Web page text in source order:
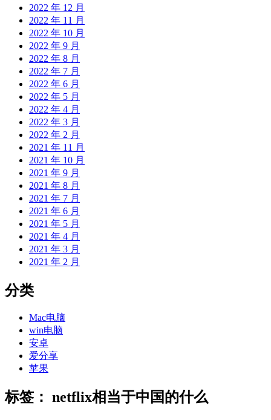
2022 年 12 月
2022 年 11 月
2022 年 10 月
2022 年 9 月
2022 年 8 月
2022 年 7 月
2022 年 6 月
2022 年 5 月
2022 年 4 月
2022 年 3 月
2022 年 2 月
2021 年 11 月
2021 年 10 月
2021 年 9 月
2021 年 8 月
2021 年 7 月
2021 年 6 月
2021 年 5 月
2021 年 4 月
2021 年 3 月
2021 年 2 月
分类
Mac电脑
win电脑
安卓
爱分享
苹果
标签： netflix相当于中国的什么